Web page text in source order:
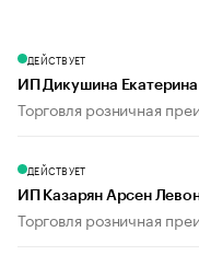
ДЕЙСТВУЕТ
ИП Дикушина
Торговля розничная
ДЕЙСТВУЕТ
ИП Казарян Арсен
Торговля розничная